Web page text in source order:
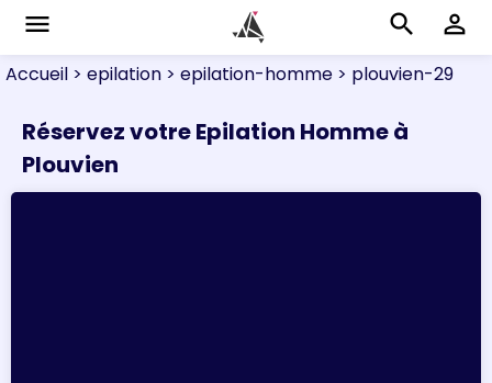
menu search perm_identity
Accueil > epilation > epilation-homme > plouvien-29
Réservez votre Epilation Homme à
Plouvien